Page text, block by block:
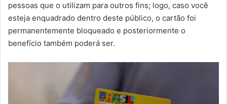
pessoas que o utilizam para outros fins; logo, caso você
esteja enquadrado dentro deste público, o cartão foi
permanentemente bloqueado e posteriormente o
benefício também poderá ser.